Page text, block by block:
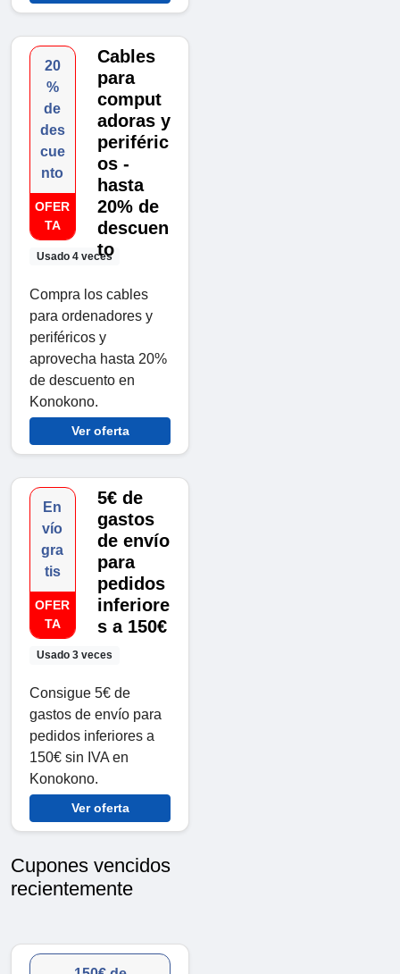
20
%
de
des
cue
nto
OFER
TA
Usado 4 veces
Cables
para
comput
adoras y
periféric
os -
hasta
20% de
descuen
to
Compra los cables
para ordenadores y
periféricos y
aprovecha hasta 20%
de descuento en
Konokono.
Ver oferta
En
vío
gra
tis
OFER
TA
Usado 3 veces
5€ de
gastos
de envío
para
pedidos
inferiore
s a 150€
Consigue 5€ de
gastos de envío para
pedidos inferiores a
150€ sin IVA en
Konokono.
Ver oferta
Cupones vencidos
recientemente